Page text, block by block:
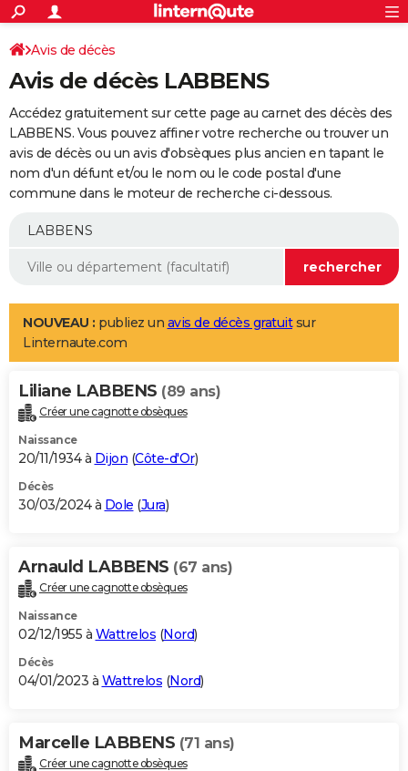
ACTUALITÉS
Politique
Société
Faits Divers
Education
Monde
Villes
+
SPORT
Coupe du monde 2026
Football
Tennis
Cyclisme
Rugby
Forum
Programme TV
TNTStreaming
Cinéma
Sorties cinéma
Musique
+
FINANCE
Retraite
Epargne
Immobilier
Risques naturels par ville
Banque
Assurance
AUTO
Essais
Réserver un essai
Citadines
Berlines
SUV
Forum auto
+
Mobiles
Meilleur smartphone
Internet
Ordinateurs
Jeux vidéo
Guide high-tech
Aménagement intérieur
LIFESTYLE
Art de vivre
Bien-être
Loisirs
Mode
Modes de vie
Alimentation
Guide de la santé
Maladies
Médicaments
Sommeil
VOYAGE
Destinations
City break
Voyage nature
Voyage de noces
Forum
Climat
+PHOTO
GUIDES D'ACHAT
BONS PLANS
Carte de Noël
Carte Bonne année
Carte Saint-Valentin
Carte Pâques
Carte d'anniversaire
DICTIONNAIRE
Dictionnaire
Biographies
Citations
Expressions
Proverbes
PROGRAMME TV
S'inscrire
Se connecter
Lycées
Collèges
Primaires
Universités
Entreprises
Service militaire
Avis de recherche
AVIS DE DÉCÈS
Bricolage
Lifestyle
Culture
Sport
Auto
Television
Voyage
Cinema
Avis de décès
Avis de décès LABBENS
Accédez gratuitement sur cette page au carnet des décès des
LABBENS. Vous pouvez affiner votre recherche ou trouver un
avis de décès ou un avis d'obsèques plus ancien en tapant le
nom d'un défunt et/ou le nom ou le code postal d'une
commune dans le moteur de recherche ci-dessous.
NOUVEAU : publiez un avis de décès gratuitsur
Linternaute.com
Liliane LABBENS (89 ans)
Créer une cagnotte obsèques
Naissance
20/11/1934 à Dijon (Côte-d'Or)
Décès
30/03/2024 à Dole (Jura)
Arnauld LABBENS (67 ans)
Créer une cagnotte obsèques
Naissance
02/12/1955 à Wattrelos (Nord)
Décès
04/01/2023 à Wattrelos (Nord)
Marcelle LABBENS (71 ans)
Créer une cagnotte obsèques